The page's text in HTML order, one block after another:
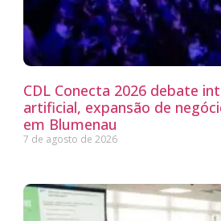
CDL Conecta 2026 debate
artificial, expansão de
em Blumenau
7 de agosto de 2026